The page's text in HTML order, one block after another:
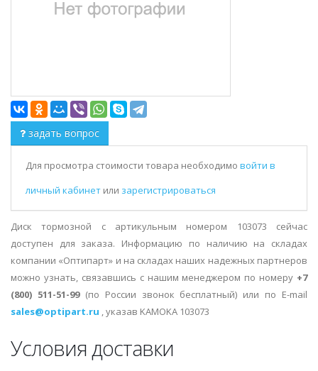
задать вопрос
Для просмотра стоимости товара необходимо войти в
личный кабинет или зарегистрироваться
Диск тормозной с артикульным номером 103073 сейчас
доступен для заказа. Информацию по наличию на складах
компании «Оптипарт» и на складах наших надежных партнеров
можно узнать, связавшись с нашим менеджером по номеру +7
(800) 511-51-99(по России звонок бесплатный) или по E-mail
sales@optipart.ru , указав KAMOKA 103073
Условия доставки